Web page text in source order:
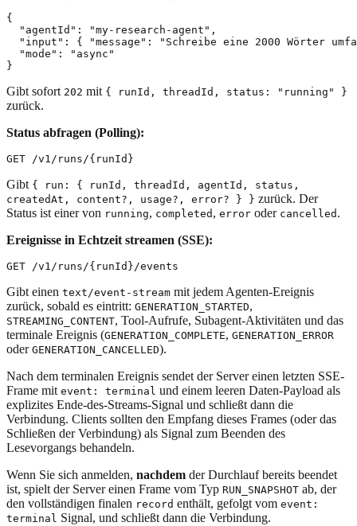
{
  "agentId": "my-research-agent",
"input": { "message": "Schreibe eine 2000 Wörter
  "mode": "async"
Gibt sofort 202 mit { runId, threadId, status: "running" }
zurück.
Status abfragen (Polling):
Gibt { run: { runId, threadId, agentId, status,
createdAt, content?, usage?, error? } } zurück. Der
Status ist einer von running, completed , error oder cancelled .
Ereignisse in Echtzeit streamen (SSE):
Gibt einen text/event-stream mit jedem Agenten-Ereignis
zurück, sobald es eintritt: GENERATION_STARTED,
STREAMING_CONTENT, Tool-Aufrufe, Subagent-Aktivitäten und das
terminale Ereignis (GENERATION_COMPLETE, GENERATION_ERROR
oder GENERATION_CANCELLED).
Nach dem terminalen Ereignis sendet der Server einen letzten SSE-
Frame mit event: terminal und einem leeren Daten-Payload als
explizites Ende-des-Streams-Signal und schließt dann die
Verbindung. Clients sollten den Empfang dieses Frames (oder das
Schließen der Verbindung) als Signal zum Beenden des
Lesevorgangs behandeln.
Wenn Sie sich anmelden, nachdem der Durchlauf bereits beendet
ist, spielt der Server einen Frame vom Typ RUN_SNAPSHOT ab, der
den vollständigen finalen record enthält, gefolgt vom event:
terminal Signal, und schließt dann die Verbindung.